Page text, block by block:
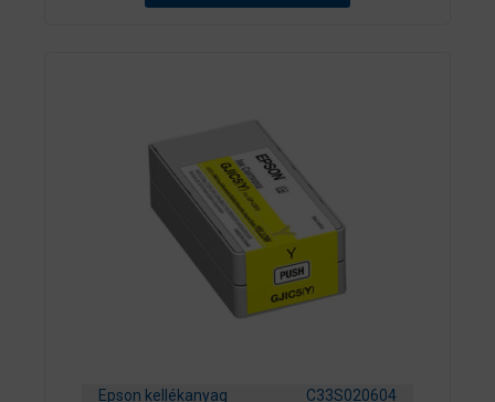
ő
Epson kellékanyag C33S020604